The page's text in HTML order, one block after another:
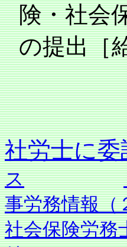
険・社会
の提出［
社労士
ス
事労務情報（
社会保険労務